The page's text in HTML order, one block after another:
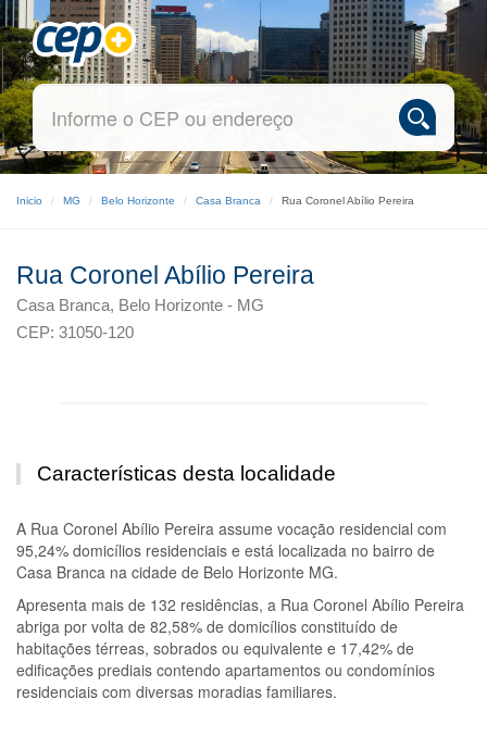
Inicio MG Belo Horizonte Casa Branca Rua Coronel Abílio Pereira
Rua Coronel Abílio Pereira
Casa Branca, Belo Horizonte - MG
CEP: 31050-120
Características desta localidade
A Rua Coronel Abílio Pereira assume vocação residencial com
95,24% domicílios residenciais e está localizada no bairro de
Casa Branca na cidade de Belo Horizonte MG.
Apresenta mais de 132 residências, a Rua Coronel Abílio Pereira
abriga por volta de 82,58% de domicílios constituído de
habitações térreas, sobrados ou equivalente e 17,42% de
edificações prediais contendo apartamentos ou condomínios
residenciais com diversas moradias familiares.